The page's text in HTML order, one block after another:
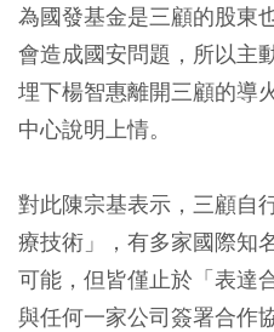
為國發基金是三顧的股東
會造成國安問題，所以主
埋下楊智惠離開三顧的導
中心說明上情。
對此陳宗基表示，三顧自
療技術」，有多家國際知
可能，但皆僅止於「表達
與任何一家公司簽署合作協